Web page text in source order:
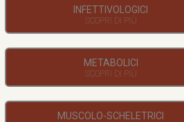
INFETTIVOLOGICI
METABOLICI
MUSCOLO-SCHELETRICI